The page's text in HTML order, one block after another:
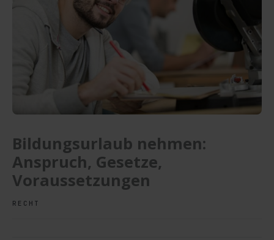
Bildungsurlaub nehmen:
Anspruch, Gesetze,
Voraussetzungen
RECHT